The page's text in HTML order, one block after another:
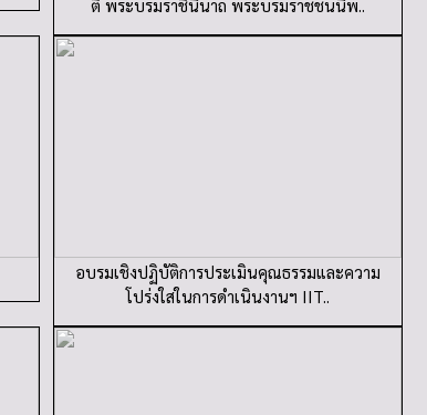
ติ์ พระบรมราชินีนาถ พระบรมราชชนนีพ..
อบรมเชิงปฏิบัติการประเมินคุณธรรมและความ
โปร่งใสในการดำเนินงานฯ IIT..